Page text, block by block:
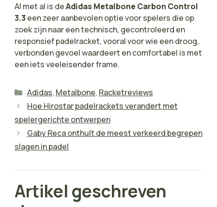
Al met al is deAdidas Metalbone Carbon Control
3.3een zeer aanbevolen optie voor spelers die op
zoek zijn naar een technisch, gecontroleerd en
responsief padelracket, vooral voor wie een droog,
verbonden gevoel waardeert en comfortabel is met
een iets veeleisender frame.
Categorieën
Adidas, Metalbone, Racketreviews
Hoe Hirostar padelrackets verandert met
spelergerichte ontwerpen
Gaby Reca onthult de meest verkeerd begrepen
slagen in padel
Artikel geschreven